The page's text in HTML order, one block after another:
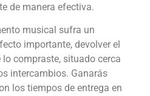
de manera efectiva.
musical sufra un
importante, devolver el
compraste, situado cerca
intercambios. Ganarás
los tiempos de entrega en